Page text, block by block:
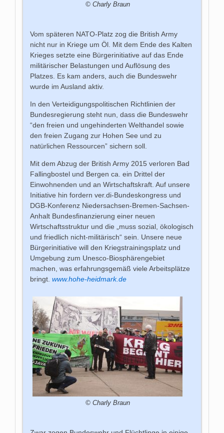
© Charly Braun
Vom späteren NATO-Platz zog die British Army
nicht nur in Kriege um Öl. Mit dem Ende des Kalten
Krieges setzte eine Bürgerinitiative auf das Ende
militärischer Belastungen und Auflösung des
Platzes. Es kam anders, auch die Bundeswehr
wurde im Ausland aktiv.
In den Verteidigungspolitischen Richtlinien der
Bundesregierung steht nun, dass die Bundeswehr
“den freien und ungehinderten Welthandel sowie
den freien Zugang zur Hohen See und zu
natürlichen Ressourcen” sichern soll.
Mit dem Abzug der British Army 2015 verloren Bad
Fallingbostel und Bergen ca. ein Drittel der
Einwohnenden und an Wirtschaftskraft. Auf unsere
Initiative hin fordern ver.di-Bundeskongress und
DGB-Konferenz Niedersachsen-Bremen-Sachsen-
Anhalt Bundesfinanzierung einer neuen
Wirtschaftsstruktur und die „muss sozial, ökologisch
und friedlich nicht-militärisch“ sein. Unsere neue
Bürgerinitiative will den Kriegstrainingsplatz und
Umgebung zum Unesco-Biosphärengebiet
machen, was erfahrungsgemäß viele Arbeitsplätze
bringt.www.hohe-heidmark.de
© Charly Braun